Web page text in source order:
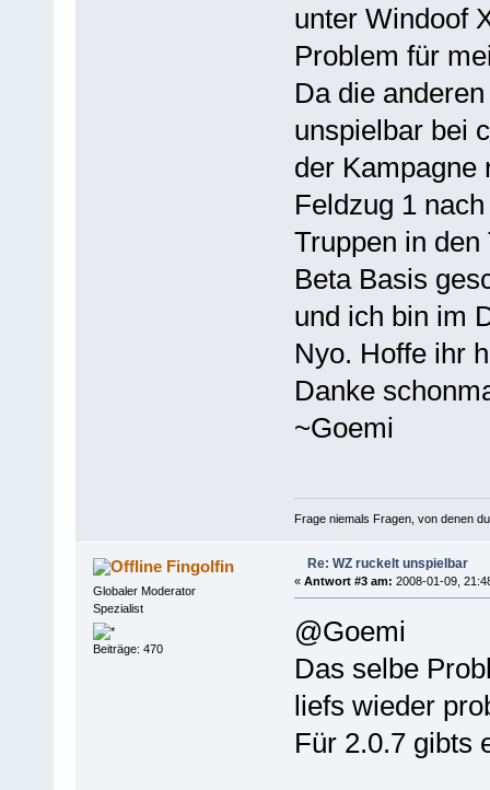
unter Windoof
Problem für
Da die
unspielbar bei
der Kampagne
Feldzug 1
Truppen in
Beta Basis
und ich bin im
Nyo. Hoffe ihr
Danke
~Goemi
Frage niemals Fragen, von denen
Fingolfin
Globaler Moderator
Spezialist
Beiträge: 470
Re: WZ ruckelt unspielbar
« Antwort #3 am: 2008-01-09,
@Goemi
Das selbe
liefs wieder
Für 2.0.7 gibts